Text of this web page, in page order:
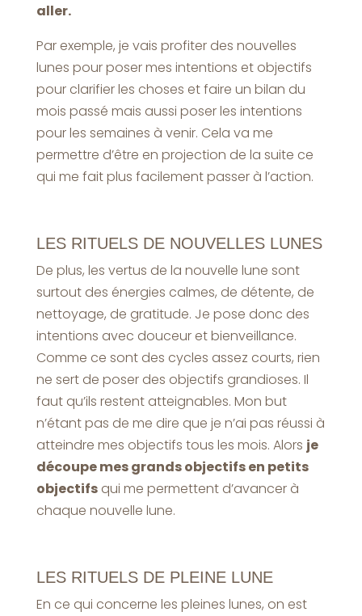
aller.
Par exemple, je vais profiter des nouvelles
lunes pour poser mes intentions et objectifs
pour clarifier les choses et faire un bilan du
mois passé mais aussi poser les intentions
pour les semaines à venir. Cela va me
permettre d’être en projection de la suite ce
qui me fait plus facilement passer à l’action.
LES RITUELS DE NOUVELLES LUNES
De plus, les vertus de la nouvelle lune sont
surtout des énergies calmes, de détente, de
nettoyage, de gratitude. Je pose donc des
intentions avec douceur et bienveillance.
Comme ce sont des cycles assez courts, rien
ne sert de poser des objectifs grandioses. Il
faut qu’ils restent atteignables. Mon but
n’étant pas de me dire que je n’ai pas réussi à
atteindre mes objectifs tous les mois. Alors je
découpe mes grands objectifs en petits
objectifsqui me permettent d’avancer à
chaque nouvelle lune.
LES RITUELS DE PLEINE LUNE
En ce qui concerne les pleines lunes, on est